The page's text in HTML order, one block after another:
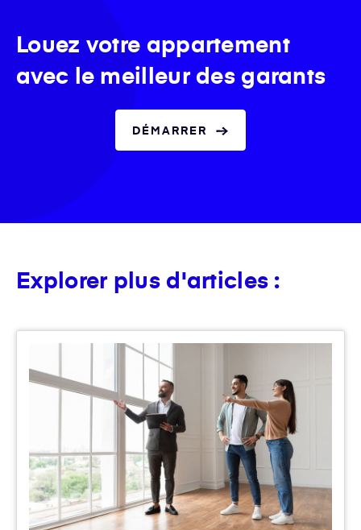
Louez votre appartement
avec le meilleur des garants
DÉMARRER
Explorer plus d'articles :